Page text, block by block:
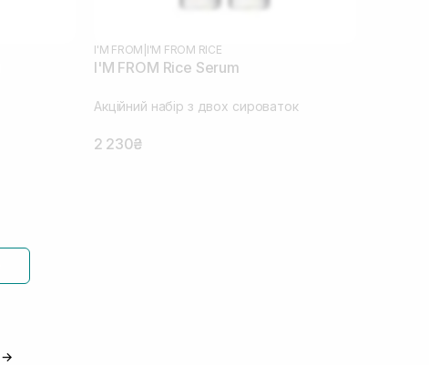
I'M FROM I'M FROM RICE
I'M FROM Rice Serum
Акційний набір з двох сироваток
2 230₴
→